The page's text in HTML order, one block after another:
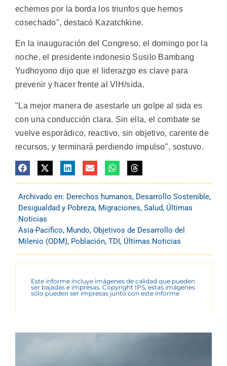
echemos por la borda los triunfos que hemos
cosechado", destacó Kazatchkine.
En la inauguración del Congreso, el domingo por la
noche, el presidente indonesio Susilo Bambang
Yudhoyono dijo que el liderazgo es clave para
prevenir y hacer frente al VIH/sida.
"La mejor manera de asestarle un golpe al sida es
con una conducción clara. Sin ella, el combate se
vuelve esporádico, reactivo, sin objetivo, carente de
recursos, y terminará perdiendo impulso", sostuvo.
Archivado en: Derechos humanos, Desarrollo Sostenible,
Desigualdad y Pobreza, Migraciones, Salud, Últimas
Noticias
Asia-Pacífico, Mundo, Objetivos de Desarrollo del
Milenio (ODM), Población, TDI , Últimas Noticias
Este informe incluye imágenes de calidad que pueden
ser bajadas e impresas. Copyright IPS, estas imágenes
sólo pueden ser impresas junto con este informe